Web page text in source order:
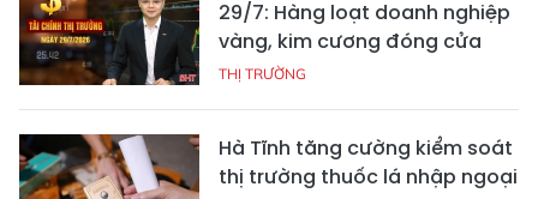
29/7: Hàng loạt doanh nghiệp
vàng, kim cương đóng cửa
THỊ TRƯỜNG
Hà Tĩnh tăng cường kiểm soát
thị trường thuốc lá nhập ngoại